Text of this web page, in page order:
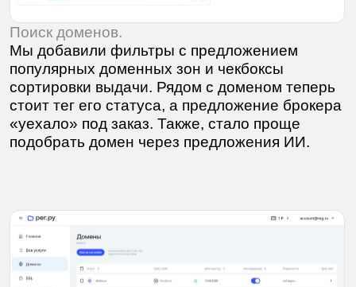
Список доменов.
В списке доменов появился столбец